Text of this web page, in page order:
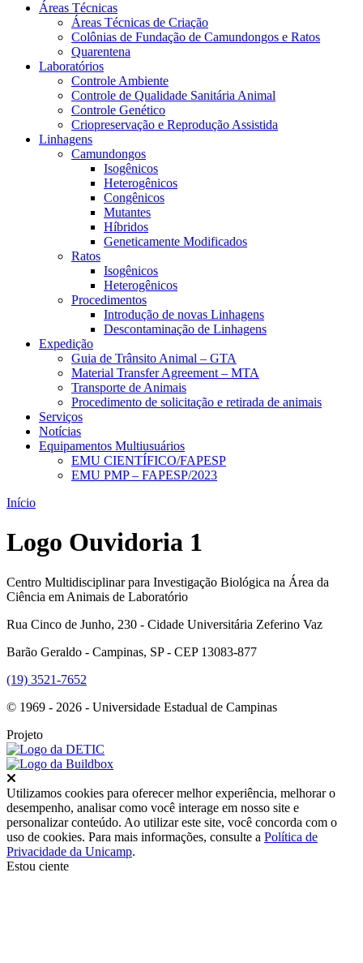
Áreas Técnicas
Áreas Técnicas de Criação
Colônias de Fundação de Camundongos e Ratos
Quarentena
Laboratórios
Controle Ambiente
Controle de Qualidade Sanitária Animal
Controle Genético
Criopreservação e Reprodução Assistida
Linhagens
Camundongos
Isogênicos
Heterogênicos
Congênicos
Mutantes
Híbridos
Geneticamente Modificados
Ratos
Isogênicos
Heterogênicos
Procedimentos
Introdução de novas Linhagens
Descontaminação de Linhagens
Expedição
Guia de Trânsito Animal – GTA
Material Transfer Agreement – MTA
Transporte de Animais
Procedimento de solicitação e retirada de animais
Serviços
Notícias
Equipamentos Multiusuários
EMU CIENTÍFICO/FAPESP
EMU PMP – FAPESP/2023
Início
Logo Ouvidoria 1
Centro Multidisciplinar para Investigação Biológica na Área da
Ciência em Animais de Laboratório
Rua Cinco de Junho, 230 - Cidade Universitária Zeferino Vaz
Barão Geraldo - Campinas, SP - CEP 13083-877
(19) 3521-7652
© 1969 - 2026 - Universidade Estadual de Campinas
Projeto
Utilizamos cookies para oferecer melhor experiência, melhorar o
desempenho, analisar como você interage em nosso site e
personalizar conteúdo. Ao utilizar este site, você concorda com o
uso de cookies. Para mais informações, consulte a Política de
Privacidade da Unicamp.
Estou ciente